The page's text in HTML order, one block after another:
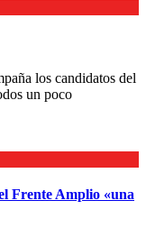
los candidatos del
un poco
Frente Amplio «una